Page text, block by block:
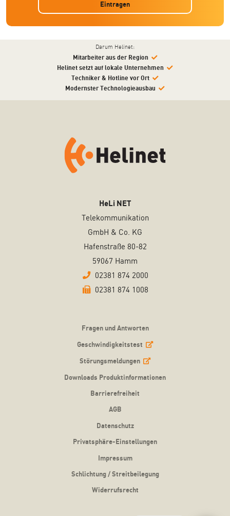
Eintragen
Darum Helinet:
Mitarbeiter aus der Region
Helinet setzt auf lokale Unternehmen
Techniker & Hotline vor Ort
Modernster Technologieausbau
HeLi NET
Telekommunikation
GmbH & Co. KG
Hafenstraße 80-82
59067 Hamm
02381 874 2000
02381 874 1008
Fragen und Antworten
Geschwindigkeitstest
Störungsmeldungen
Downloads Produktinformationen
Barrierefreiheit
AGB
Datenschutz
Privatsphäre-Einstellungen
Impressum
Schlichtung / Streitbeilegung
Widerrufsrecht